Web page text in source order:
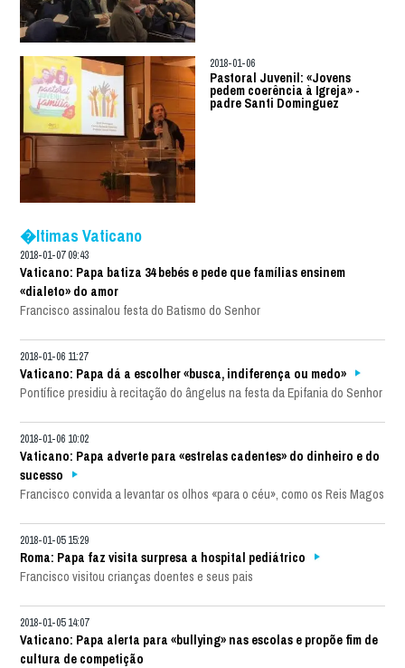
2018-01-06
Pastoral Juvenil: «Jovens
pedem coerência à Igreja» -
padre Santi Dominguez
�ltimas Vaticano
2018-01-07 09:43
Vaticano: Papa batiza 34 bebés e pede que famílias ensinem
«dialeto» do amor
Francisco assinalou festa do Batismo do Senhor
2018-01-06 11:27
Vaticano: Papa dá a escolher «busca, indiferença ou medo»
Pontífice presidiu à recitação do ângelus na festa da Epifania do Senhor
2018-01-06 10:02
Vaticano: Papa adverte para «estrelas cadentes» do dinheiro e do
sucesso
Francisco convida a levantar os olhos «para o céu», como os Reis Magos
2018-01-05 15:29
Roma: Papa faz visita surpresa a hospital pediátrico
Francisco visitou crianças doentes e seus pais
2018-01-05 14:07
Vaticano: Papa alerta para «bullying» nas escolas e propõe fim de
cultura de competição